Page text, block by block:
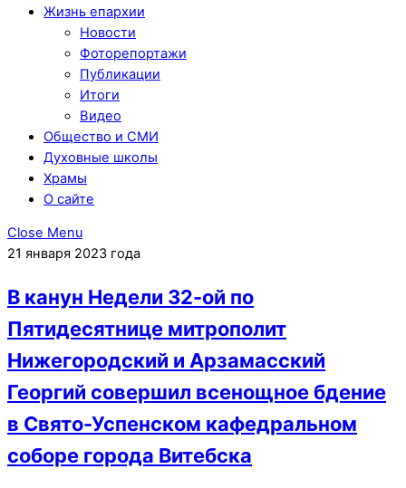
Жизнь епархии
Новости
Фоторепортажи
Публикации
Итоги
Видео
Общество и СМИ
Духовные школы
Храмы
О сайте
Close Menu
21 января 2023 года
В канун Недели 32-ой по
Пятидесятнице митрополит
Нижегородский и Арзамасский
Георгий совершил всенощное бдение
в Свято-Успенском кафедральном
соборе города Витебска